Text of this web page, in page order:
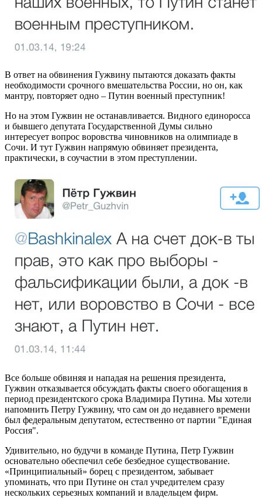
В ответ на обвинения Гужвину пытаются доказать факты
необходимости срочного вмешательства России, но он, как
мантру, повторяет одно – Путин военный преступник!
Но на этом Гужвин не останавливается. Видного единоросса
и бывшего депутата Государственной Думы сильно
интересует вопрос воровства чиновников на олимпиаде в
Сочи. И тут Гужвин напрямую обвиняет президента,
практически, в соучастии в этом преступлении.
Все больше обвиняя и нападая на решения президента,
Гужвин отказывается обсуждать факты своего обогащения в
период президентского срока Владимира Путина. Мы хотели
напомнить Петру Гужвину, что сам он до недавнего времени
был федеральным депутатом, естественно от партии "Единая
Россия".
Удивительно, но будучи в команде Путина, Петр Гужвин
основательно обеспечил себе безбедное существование.
«Принципиальный» борец с президентом, забывает
упоминать, что при Путине он стал учредителем сразу
нескольких серьезных компаний и владельцем фирм.